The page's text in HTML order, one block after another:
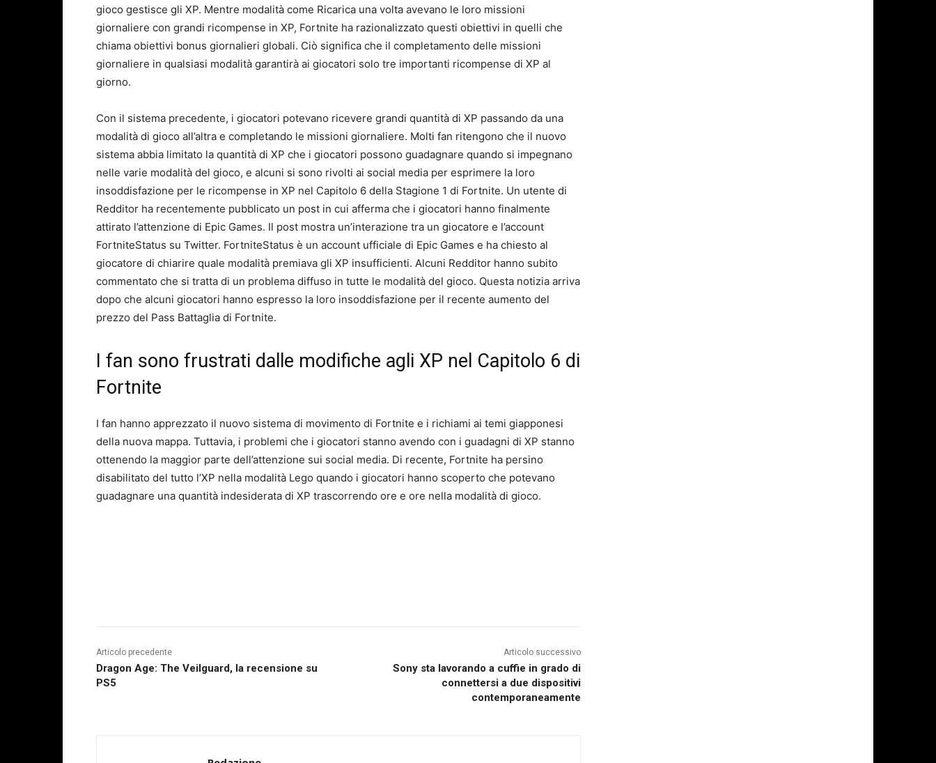
gioco gestisce gli XP. Mentre modalità come Ricarica una volta avevano le loro missioni
giornaliere con grandi ricompense in XP, Fortnite ha razionalizzato questi obiettivi in quelli che
chiama obiettivi bonus giornalieri globali. Ciò significa che il completamento delle missioni
giornaliere in qualsiasi modalità garantirà ai giocatori solo tre importanti ricompense di XP al
giorno.
Con il sistema precedente, i giocatori potevano ricevere grandi quantità di XP passando da una
modalità di gioco all’altra e completando le missioni giornaliere. Molti fan ritengono che il nuovo
sistema abbia limitato la quantità di XP che i giocatori possono guadagnare quando si impegnano
nelle varie modalità del gioco, e alcuni si sono rivolti ai social media per esprimere la loro
insoddisfazione per le ricompense in XP nel Capitolo 6 della Stagione 1 di Fortnite. Un utente di
Redditor ha recentemente pubblicato un post in cui afferma che i giocatori hanno finalmente
attirato l’attenzione di Epic Games. Il post mostra un’interazione tra un giocatore e l’account
FortniteStatus su Twitter. FortniteStatus è un account ufficiale di Epic Games e ha chiesto al
giocatore di chiarire quale modalità premiava gli XP insufficienti. Alcuni Redditor hanno subito
commentato che si tratta di un problema diffuso in tutte le modalità del gioco. Questa notizia arriva
dopo che alcuni giocatori hanno espresso la loro insoddisfazione per il recente aumento del
prezzo del Pass Battaglia di Fortnite.
I fan sono frustrati dalle modifiche agli XP nel Capitolo 6 di
Fortnite
I fan hanno apprezzato il nuovo sistema di movimento di Fortnite e i richiami ai temi giapponesi
della nuova mappa. Tuttavia, i problemi che i giocatori stanno avendo con i guadagni di XP stanno
ottenendo la maggior parte dell’attenzione sui social media. Di recente, Fortnite ha persino
disabilitato del tutto l’XP nella modalità Lego quando i giocatori hanno scoperto che potevano
guadagnare una quantità indesiderata di XP trascorrendo ore e ore nella modalità di gioco.
Articolo precedente
Dragon Age: The Veilguard, la recensione su
PS5
Articolo successivo
Sony sta lavorando a cuffie in grado di
connettersi a due dispositivi
contemporaneamente